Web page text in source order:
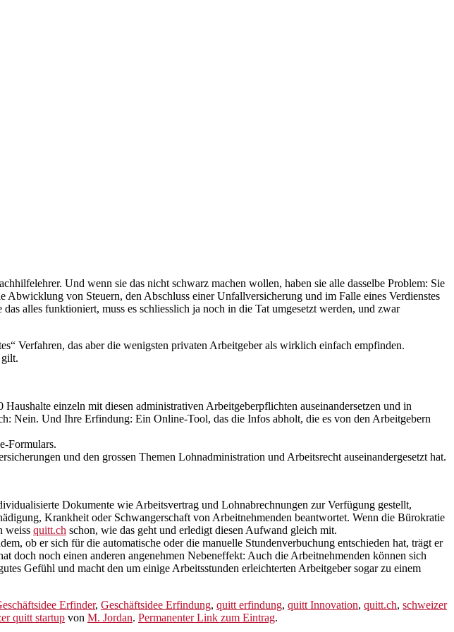
Und wenn sie das nicht schwarz machen wollen, haben sie alle dasselbe Problem: Sie
von Steuern, den Abschluss einer Unfallversicherung und im Falle eines Verdienstes
alles funktioniert, muss es schliesslich ja noch in die Tat umgesetzt werden, und zwar
Verfahren, das aber die wenigsten privaten Arbeitgeber als wirklich einfach empfinden.
einzeln mit diesen administrativen Arbeitgeberpflichten auseinandersetzen und in
Nein. Und Ihre Erfindung: Ein Online-Tool, das die Infos abholt, die es von den Arbeitgebern
Formulars.
und den grossen Themen Lohnadministration und Arbeitsrecht auseinandergesetzt hat.
Dokumente wie Arbeitsvertrag und Lohnabrechnungen zur Verfügung gestellt,
Krankheit oder Schwangerschaft von Arbeitnehmenden beantwortet. Wenn die Bürokratie
weiss quitt.ch schon, wie das geht und erledigt diesen Aufwand gleich mit.
ob er sich für die automatische oder die manuelle Stundenverbuchung entschieden hat, trägt er
doch noch einen anderen angenehmen Nebeneffekt: Auch die Arbeitnehmenden können sich
Gefühl und macht den um einige Arbeitsstunden erleichterten Arbeitgeber sogar zu einem
Erfinder, Geschäftsidee Erfindung, quitt erfindung, quitt Innovation, quitt.ch, schweizer
quitt startup von M. Jordan. Permanenter Link zum Eintrag.